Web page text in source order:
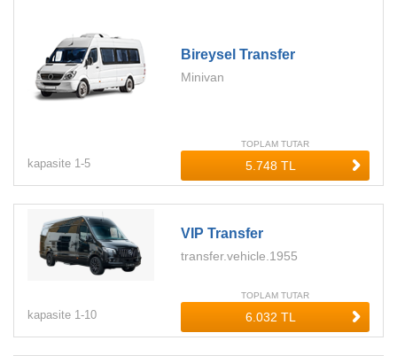
Bireysel Transfer
Minivan
kapasite 1-5
TOPLAM TUTAR
VIP Transfer
transfer.vehicle.1955
kapasite 1-10
TOPLAM TUTAR